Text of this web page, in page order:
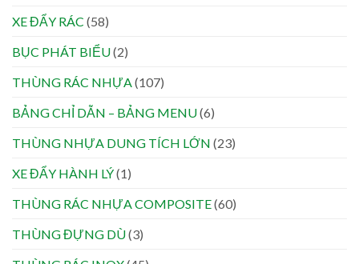
XE ĐẨY RÁC (58)
BỤC PHÁT BIỂU(2)
THÙNG RÁC NHỰA (107)
BẢNG CHỈ DẪN – BẢNG MENU(6)
THÙNG NHỰA DUNG TÍCH LỚN (23)
XE ĐẨY HÀNH LÝ(1)
THÙNG RÁC NHỰA COMPOSITE(60)
THÙNG ĐỰNG DÙ(3)